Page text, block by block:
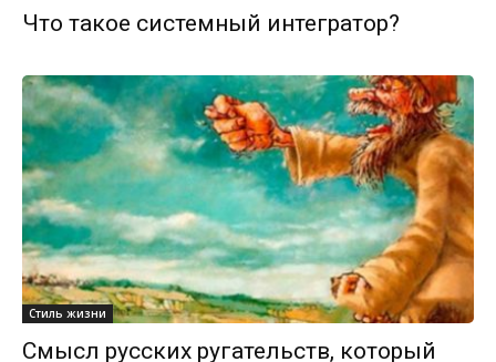
Что такое системный интегратор?
Стиль жизни
Смысл русских ругательств, который